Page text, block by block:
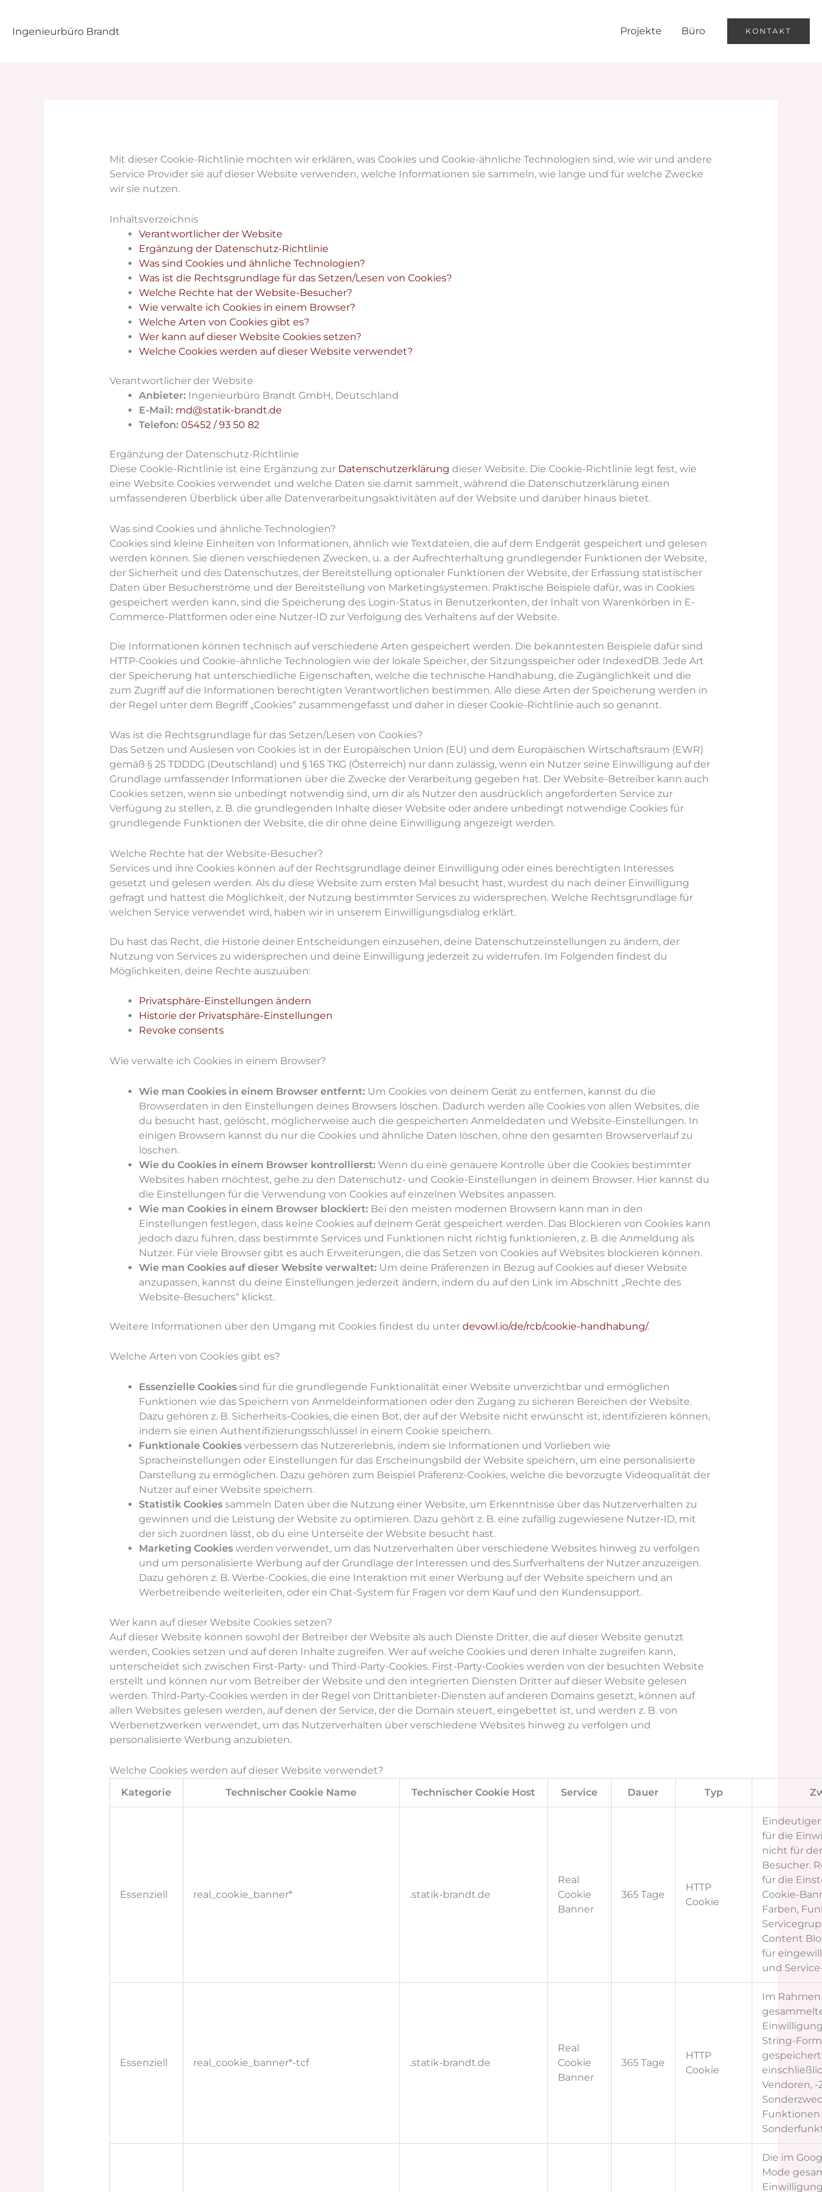
springen
Ingenieurbüro Brandt Projekte Büro KONTAKT
Mit dieser Cookie-Richtlinie möchten wir erklären, was Cookies und Cookie-ähnliche Technologien sind, wie wir und andere
Service Provider sie auf dieser Website verwenden, welche Informationen sie sammeln, wie lange und für welche Zwecke
wir sie nutzen.
Inhaltsverzeichnis
Verantwortlicher der Website
Ergänzung der Datenschutz-Richtlinie
Was sind Cookies und ähnliche Technologien?
Was ist die Rechtsgrundlage für das Setzen/Lesen von Cookies?
Welche Rechte hat der Website-Besucher?
Wie verwalte ich Cookies in einem Browser?
Welche Arten von Cookies gibt es?
Wer kann auf dieser Website Cookies setzen?
Welche Cookies werden auf dieser Website verwendet?
Verantwortlicher der Website
Anbieter: Ingenieurbüro Brandt GmbH, Deutschland
E-Mail: md@statik-brandt.de
Telefon: 05452 / 93 50 82
Ergänzung der Datenschutz-Richtlinie
Diese Cookie-Richtlinie ist eine Ergänzung zur Datenschutzerklärung dieser Website. Die Cookie-Richtlinie legt fest, wie
eine Website Cookies verwendet und welche Daten sie damit sammelt, während die Datenschutzerklärung einen
umfassenderen Überblick über alle Datenverarbeitungsaktivitäten auf der Website und darüber hinaus bietet.
Was sind Cookies und ähnliche Technologien?
Cookies sind kleine Einheiten von Informationen, ähnlich wie Textdateien, die auf dem Endgerät gespeichert und gelesen
werden können. Sie dienen verschiedenen Zwecken, u. a. der Aufrechterhaltung grundlegender Funktionen der Website,
der Sicherheit und des Datenschutzes, der Bereitstellung optionaler Funktionen der Website, der Erfassung statistischer
Daten über Besucherströme und der Bereitstellung von Marketingsystemen. Praktische Beispiele dafür, was in Cookies
gespeichert werden kann, sind die Speicherung des Login-Status in Benutzerkonten, der Inhalt von Warenkörben in E-
Commerce-Plattformen oder eine Nutzer-ID zur Verfolgung des Verhaltens auf der Website.
Die Informationen können technisch auf verschiedene Arten gespeichert werden. Die bekanntesten Beispiele dafür sind
HTTP-Cookies und Cookie-ähnliche Technologien wie der lokale Speicher, der Sitzungsspeicher oder IndexedDB. Jede Art
der Speicherung hat unterschiedliche Eigenschaften, welche die technische Handhabung, die Zugänglichkeit und die
zum Zugriff auf die Informationen berechtigten Verantwortlichen bestimmen. Alle diese Arten der Speicherung werden in
der Regel unter dem Begriff „Cookies“ zusammengefasst und daher in dieser Cookie-Richtlinie auch so genannt.
Was ist die Rechtsgrundlage für das Setzen/Lesen von Cookies?
Das Setzen und Auslesen von Cookies ist in der Europäischen Union (EU) und dem Europäischen Wirtschaftsraum (EWR)
gemäß § 25 TDDDG (Deutschland) und § 165 TKG (Österreich) nur dann zulässig, wenn ein Nutzer seine Einwilligung auf der
Grundlage umfassender Informationen über die Zwecke der Verarbeitung gegeben hat. Der Website-Betreiber kann auch
Cookies setzen, wenn sie unbedingt notwendig sind, um dir als Nutzer den ausdrücklich angeforderten Service zur
Verfügung zu stellen, z. B. die grundlegenden Inhalte dieser Website oder andere unbedingt notwendige Cookies für
grundlegende Funktionen der Website, die dir ohne deine Einwilligung angezeigt werden.
Welche Rechte hat der Website-Besucher?
Services und ihre Cookies können auf der Rechtsgrundlage deiner Einwilligung oder eines berechtigten Interesses
gesetzt und gelesen werden. Als du diese Website zum ersten Mal besucht hast, wurdest du nach deiner Einwilligung
gefragt und hattest die Möglichkeit, der Nutzung bestimmter Services zu widersprechen. Welche Rechtsgrundlage für
welchen Service verwendet wird, haben wir in unserem Einwilligungsdialog erklärt.
Du hast das Recht, die Historie deiner Entscheidungen einzusehen, deine Datenschutzeinstellungen zu ändern, der
Nutzung von Services zu widersprechen und deine Einwilligung jederzeit zu widerrufen. Im Folgenden findest du
Möglichkeiten, deine Rechte auszuüben:
Privatsphäre-Einstellungen ändern
Historie der Privatsphäre-Einstellungen
Revoke consents
Wie verwalte ich Cookies in einem Browser?
Wie man Cookies in einem Browser entfernt:Um Cookies von deinem Gerät zu entfernen, kannst du die
Browserdaten in den Einstellungen deines Browsers löschen. Dadurch werden alle Cookies von allen Websites, die
du besucht hast, gelöscht, möglicherweise auch die gespeicherten Anmeldedaten und Website-Einstellungen. In
einigen Browsern kannst du nur die Cookies und ähnliche Daten löschen, ohne den gesamten Browserverlauf zu
löschen.
Wie du Cookies in einem Browser kontrollierst:Wenn du eine genauere Kontrolle über die Cookies bestimmter
Websites haben möchtest, gehe zu den Datenschutz- und Cookie-Einstellungen in deinem Browser. Hier kannst du
die Einstellungen für die Verwendung von Cookies auf einzelnen Websites anpassen.
Wie man Cookies in einem Browser blockiert:Bei den meisten modernen Browsern kann man in den
Einstellungen festlegen, dass keine Cookies auf deinem Gerät gespeichert werden. Das Blockieren von Cookies kann
jedoch dazu führen, dass bestimmte Services und Funktionen nicht richtig funktionieren, z. B. die Anmeldung als
Nutzer. Für viele Browser gibt es auch Erweiterungen, die das Setzen von Cookies auf Websites blockieren können.
Wie man Cookies auf dieser Website verwaltet:Um deine Präferenzen in Bezug auf Cookies auf dieser Website
anzupassen, kannst du deine Einstellungen jederzeit ändern, indem du auf den Link im Abschnitt „Rechte des
Website-Besuchers“ klickst.
Weitere Informationen über den Umgang mit Cookies findest du unter devowl.io/de/rcb/cookie-handhabung/.
Welche Arten von Cookies gibt es?
Essenzielle Cookiessind für die grundlegende Funktionalität einer Website unverzichtbar und ermöglichen
Funktionen wie das Speichern von Anmeldeinformationen oder den Zugang zu sicheren Bereichen der Website.
Dazu gehören z. B. Sicherheits-Cookies, die einen Bot, der auf der Website nicht erwünscht ist, identifizieren können,
indem sie einen Authentifizierungsschlüssel in einem Cookie speichern.
Funktionale Cookiesverbessern das Nutzererlebnis, indem sie Informationen und Vorlieben wie
Spracheinstellungen oder Einstellungen für das Erscheinungsbild der Website speichern, um eine personalisierte
Darstellung zu ermöglichen. Dazu gehören zum Beispiel Präferenz-Cookies, welche die bevorzugte Videoqualität der
Nutzer auf einer Website speichern.
Statistik Cookiessammeln Daten über die Nutzung einer Website, um Erkenntnisse über das Nutzerverhalten zu
gewinnen und die Leistung der Website zu optimieren. Dazu gehört z. B. eine zufällig zugewiesene Nutzer-ID, mit
der sich zuordnen lässt, ob du eine Unterseite der Website besucht hast.
Marketing Cookieswerden verwendet, um das Nutzerverhalten über verschiedene Websites hinweg zu verfolgen
und um personalisierte Werbung auf der Grundlage der Interessen und des Surfverhaltens der Nutzer anzuzeigen.
Dazu gehören z. B. Werbe-Cookies, die eine Interaktion mit einer Werbung auf der Website speichern und an
Werbetreibende weiterleiten, oder ein Chat-System für Fragen vor dem Kauf und den Kundensupport.
Wer kann auf dieser Website Cookies setzen?
Auf dieser Website können sowohl der Betreiber der Website als auch Dienste Dritter, die auf dieser Website genutzt
werden, Cookies setzen und auf deren Inhalte zugreifen. Wer auf welche Cookies und deren Inhalte zugreifen kann,
unterscheidet sich zwischen First-Party- und Third-Party-Cookies. First-Party-Cookies werden von der besuchten Website
erstellt und können nur vom Betreiber der Website und den integrierten Diensten Dritter auf dieser Website gelesen
werden. Third-Party-Cookies werden in der Regel von Drittanbieter-Diensten auf anderen Domains gesetzt, können auf
allen Websites gelesen werden, auf denen der Service, der die Domain steuert, eingebettet ist, und werden z. B. von
Werbenetzwerken verwendet, um das Nutzerverhalten über verschiedene Websites hinweg zu verfolgen und
personalisierte Werbung anzubieten.
Welche Cookies werden auf dieser Website verwendet?
Kategorie
Technischer Cookie Name Technischer Cookie Host Service Dauer Typ
Essenziell real_cookie_banner* .statik-brandt.de
Real
Cookie
Banner
365 Tage
HTTP
Cookie
für die
nicht für
Besucher.
für die
Cookie-
Farben,
Content
für
und
Essenziell real_cookie_banner*-tcf .statik-brandt.de
Real
Cookie
Banner
365 Tage
HTTP
Cookie
Im Rahmen
String-
Vendoren, -
Die im
Mode